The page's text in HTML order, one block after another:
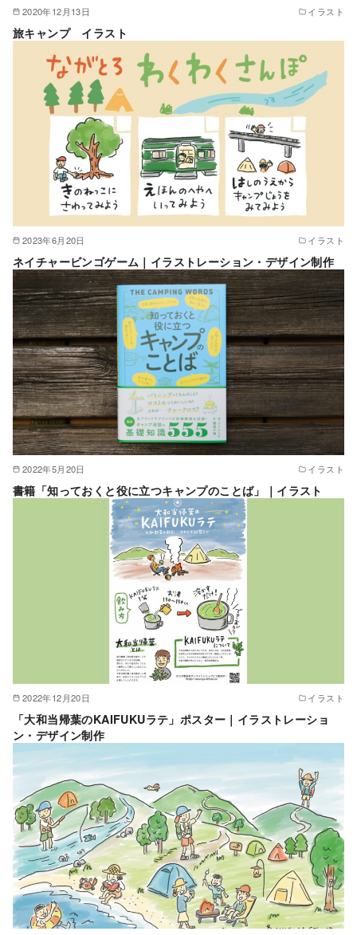
2020年12月13日 イラスト
旅キャンプ イラスト
2023年6月20日 イラスト
ネイチャービンゴゲーム｜イラストレーション・デザイン制作
2022年5月20日 イラスト
書籍「知っておくと役に立つキャンプのことば」｜イラスト
2022年12月20日 イラスト
「大和当帰葉のKAIFUKUラテ」ポスター｜イラストレーショ
ン・デザイン制作